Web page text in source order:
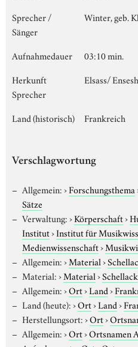
Sprecher /
Sänger
Winter, geb.
Aufnahmedauer
03:10 min.
Herkunft
Sprecher
Elsass/
Land (historisch) Frankreich
Verschlagwortung
Allgemein:›Forschungsthema
Sätze
Verwaltung:›Körperschaft›
Institut›Institut für
Medienwissenschaft›
Allgemein:›Material›
Material:›Material›Schellack
Allgemein:›Ort›Land›
Land (heute):›Ort›Land›
Herstellungsort:›Ort›
Allgemein:›Ort›Ortsnamen